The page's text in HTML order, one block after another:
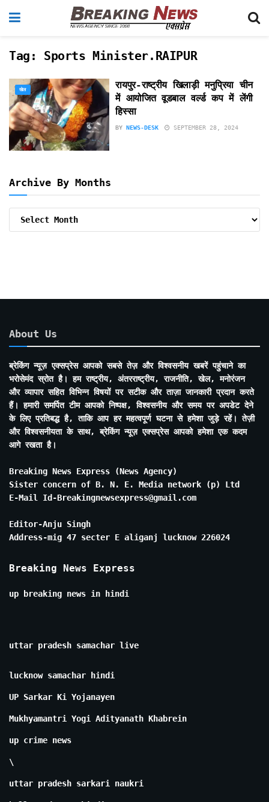
Tag: Sports Minister.RAIPUR
खेल
रायपुर-राष्ट्रीय खिलाड़ी मनुप्रिया चीन
में आयोजित वूडबाल वर्ल्ड कप में लेंगी
हिस्सा
BY NEWS-DESK SEPTEMBER 28, 2024
Archive By Months
About Us
ब्रेकिंग न्यूज़ एक्सप्रेस आपको सबसे तेज़ और विश्वसनीय खबरें पहुंचाने का
भरोसेमंद स्रोत है। हम राष्ट्रीय, अंतरराष्ट्रीय, राजनीति, खेल, मनोरंजन
और व्यापार सहित विभिन्न विषयों पर सटीक और ताज़ा जानकारी प्रदान करते
हैं। हमारी समर्पित टीम आपको निष्पक्ष, विश्वसनीय और समय पर अपडेट देने
के लिए प्रतिबद्ध है, ताकि आप हर महत्वपूर्ण घटना से हमेशा जुड़े रहें। तेज़ी
और विश्वसनीयता के साथ, ब्रेकिंग न्यूज़ एक्सप्रेस आपको हमेशा एक कदम
आगे रखता है।
Breaking News Express (News Agency)
Sister concern of B. N. E. Media network (p) Ltd
E-Mail Id-Breakingnewsexpress@gmail.com
Editor-Anju Singh
Address-mig 47 secter E aliganj lucknow 226024
Breaking News Express
up breaking news in hindi
uttar pradesh samachar live
lucknow samachar hindi
UP Sarkar Ki Yojanayen
Mukhyamantri Yogi Adityanath Khabrein
up crime news
\
uttar pradesh sarkari naukri